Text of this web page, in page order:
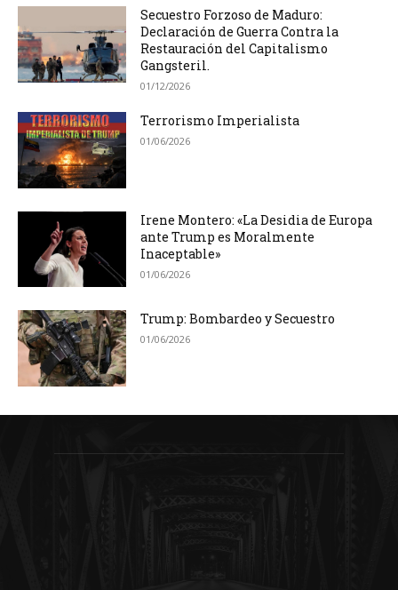
Secuestro Forzoso de Maduro:
Declaración de Guerra Contra la
Restauración del Capitalismo
Gangsteril.
01/12/2026
Terrorismo Imperialista
01/06/2026
Irene Montero: «La Desidia de Europa
ante Trump es Moralmente
Inaceptable»
01/06/2026
Trump: Bombardeo y Secuestro
01/06/2026